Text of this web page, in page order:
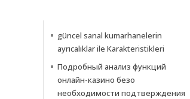
güncel sanal kumarhanelerin
ayrıcalıklar ile Karakteristikleri
Подробный анализ функций
онлайн-казино безо
необходимости подтверждения